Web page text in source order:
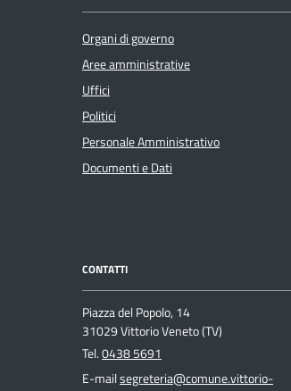
Organi di governo
Aree amministrative
Uffici
Politici
Personale Amministrativo
Documenti e Dati
CONTATTI
Piazza del Popolo, 14
31029 Vittorio Veneto (TV)
Tel.0438 5691
E-mailsegreteria@comune.vittorio-